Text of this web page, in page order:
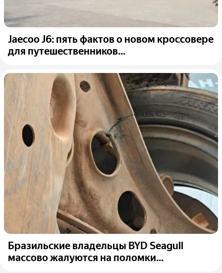
Jaecoo J6: пять фактов о новом кроссовере
для путешественников...
Бразильские владельцы BYD Seagull
массово жалуются на поломки...